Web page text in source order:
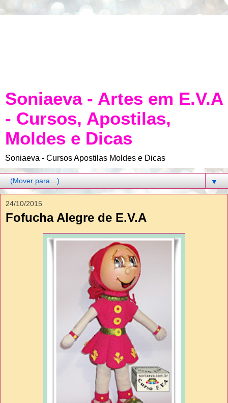
Soniaeva - Artes em E.V.A
- Cursos, Apostilas,
Moldes e Dicas
Soniaeva - Cursos Apostilas Moldes e Dicas
▼
24/10/2015
Fofucha Alegre de E.V.A